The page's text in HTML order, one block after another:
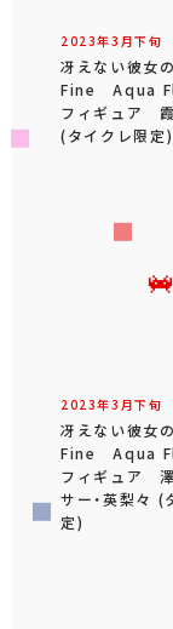
2023年3 月下旬
冴えない彼女
Fine Aqua
フィギュア
(タイクレ限定)
2023年3 月下旬
冴えない彼女
Fine Aqua
フィギュア 澤
サー・英梨々 (
定)